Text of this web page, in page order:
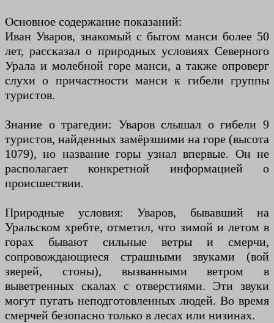
Основное содержание показаний:
Иван Уваров, знакомый с бытом манси более 50
лет, рассказал о природных условиях Северного
Урала и молебной горе манси, а также опроверг
слухи о причастности манси к гибели группы
туристов.
Знание о трагедии: Уваров слышал о гибели 9
туристов, найденных замёрзшими на горе (высота
1079), но название горы узнал впервые. Он не
располагает конкретной информацией о
происшествии.
Природные условия: Уваров, бывавший на
Уральском хребте, отметил, что зимой и летом в
горах бывают сильные ветры и смерчи,
сопровождающиеся страшными звуками (вой
зверей, стоны), вызванными ветром в
выветренных скалах с отверстиями. Эти звуки
могут пугать неподготовленных людей. Во время
смерчей безопасно только в лесах или низинах.